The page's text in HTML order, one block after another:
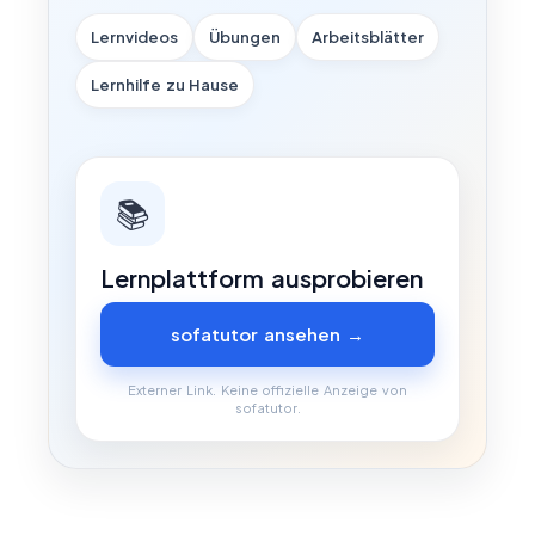
Lernvideos Übungen Arbeitsblätter
Lernhilfe zu Hause
📚
Lernplattform ausprobieren
sofatutor ansehen →
Externer Link. Keine offizielle Anzeige von
sofatutor.